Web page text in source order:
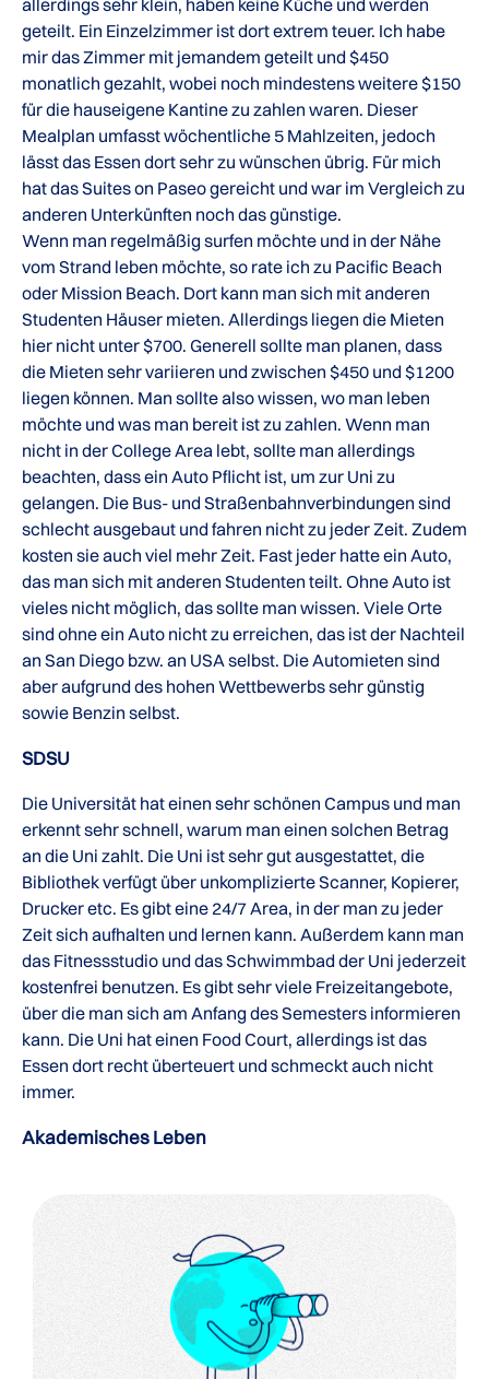
allerdings sehr klein, haben keine Küche und werden
geteilt. Ein Einzelzimmer ist dort extrem teuer. Ich habe
mir das Zimmer mit jemandem geteilt und $450
monatlich gezahlt, wobei noch mindestens weitere $150
für die hauseigene Kantine zu zahlen waren. Dieser
Mealplan umfasst wöchentliche 5 Mahlzeiten, jedoch
lässt das Essen dort sehr zu wünschen übrig. Für mich
hat das Suites on Paseo gereicht und war im Vergleich zu
anderen Unterkünften noch das günstige.
Wenn man regelmäßig surfen möchte und in der Nähe
vom Strand leben möchte, so rate ich zu Pacific Beach
oder Mission Beach. Dort kann man sich mit anderen
Studenten Häuser mieten. Allerdings liegen die Mieten
hier nicht unter $700. Generell sollte man planen, dass
die Mieten sehr variieren und zwischen $450 und $1200
liegen können. Man sollte also wissen, wo man leben
möchte und was man bereit ist zu zahlen. Wenn man
nicht in der College Area lebt, sollte man allerdings
beachten, dass ein Auto Pflicht ist, um zur Uni zu
gelangen. Die Bus- und Straßenbahnverbindungen sind
schlecht ausgebaut und fahren nicht zu jeder Zeit. Zudem
kosten sie auch viel mehr Zeit. Fast jeder hatte ein Auto,
das man sich mit anderen Studenten teilt. Ohne Auto ist
vieles nicht möglich, das sollte man wissen. Viele Orte
sind ohne ein Auto nicht zu erreichen, das ist der Nachteil
an San Diego bzw. an USA selbst. Die Automieten sind
aber aufgrund des hohen Wettbewerbs sehr günstig
sowie Benzin selbst.
SDSU
Die Universität hat einen sehr schönen Campus und man
erkennt sehr schnell, warum man einen solchen Betrag
an die Uni zahlt. Die Uni ist sehr gut ausgestattet, die
Bibliothek verfügt über unkomplizierte Scanner, Kopierer,
Drucker etc. Es gibt eine 24/7 Area, in der man zu jeder
Zeit sich aufhalten und lernen kann. Außerdem kann man
das Fitnessstudio und das Schwimmbad der Uni jederzeit
kostenfrei benutzen. Es gibt sehr viele Freizeitangebote,
über die man sich am Anfang des Semesters informieren
kann. Die Uni hat einen Food Court, allerdings ist das
Essen dort recht überteuert und schmeckt auch nicht
immer.
Akademisches Leben